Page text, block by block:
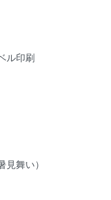
ル印刷
見舞い）